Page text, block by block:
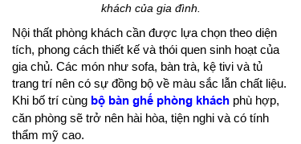
khách của gia đình.
Nội thất phòng khách cần được lựa chọn theo diện
tích, phong cách thiết kế và thói quen sinh hoạt của
gia chủ. Các món như sofa, bàn trà, kệ tivi và tủ
trang trí nên có sự đồng bộ về màu sắc lẫn chất liệu.
Khi bố trí cùng bộ bàn ghế phòng khách phù hợp,
căn phòng sẽ trở nên hài hòa, tiện nghi và có tính
thẩm mỹ cao.